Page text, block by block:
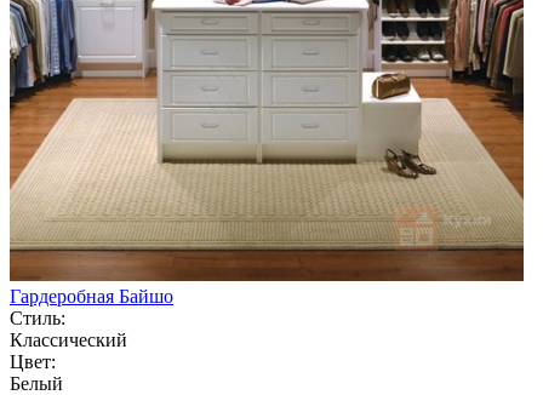
Гардеробная Байшо
Стиль:
Классический
Цвет:
Белый